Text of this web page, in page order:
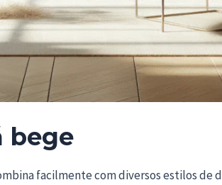
bege
facilmente com diversos estilos de